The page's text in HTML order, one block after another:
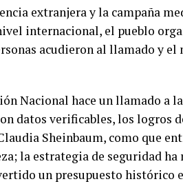
extranjera y la campaña
internacional, el pueblo
acudieron al llamado y el
Nacional hace un llamado a
datos verificables, los logros
Sheinbaum, como que
la estrategia de seguridad
un presupuesto histórico